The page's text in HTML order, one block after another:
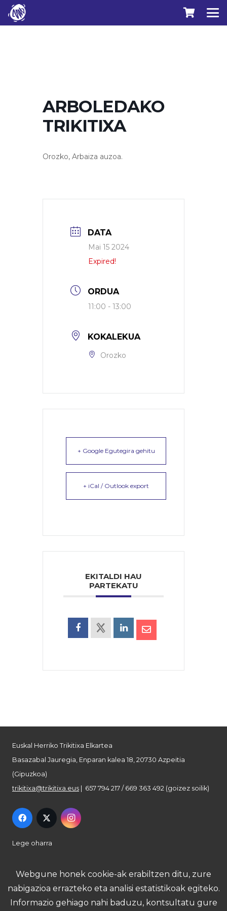
ARBOLEDAKO
TRIKITIXA
Orozko, Arbaiza auzoa.
DATA
Mai 15 2024
Expired!
ORDUA
11:00 - 13:00
KOKALEKUA
Orozko
+ Google Egutegira gehitu
+ iCal / Outlook export
EKITALDI HAU
PARTEKATU
Euskal Herriko Trikitixa Elkartea
Basazabal Jauregia, Enparan kalea 18, 20730 Azpeitia
(Gipuzkoa)
trikitixa@trikitixa.eus | 657 794 217 / 669 363 492 (goizez soilik)
Lege oharra
Pribatutasun politika
Webgune honek cookie-ak erabiltzen ditu, zure
nabigazioa errazteko eta analisi estatistikoak egiteko.
Informazio gehiago nahi baduzu, kontsultatu gure